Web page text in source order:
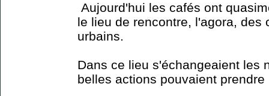
Aujourd'hui les cafés ont
le lieu de rencontre, l'agora, des
urbains.
Dans ce lieu s'échangeaient les
belles actions pouvaient prendre